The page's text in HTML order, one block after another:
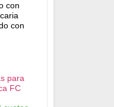
con
con
para
FC